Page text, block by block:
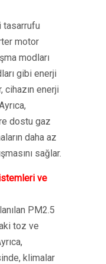
tasarrufu
motor
modları
gibi enerji
enerji
dostu gaz
daha az
sağlar.
ve
PM2.5
toz ve
klimalar